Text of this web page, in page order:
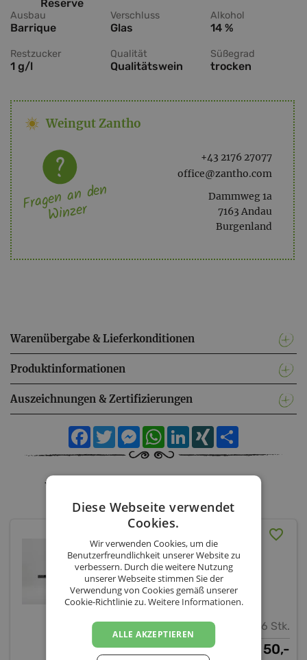
Reserve
Ausbau
Barrique
Verschluss
Glas
Alkohol
14 %
Restzucker
1 g/l
Qualität
Qualitätswein
Süßegrad
trocken
Weingut Zantho
+43 2176 27077
office@zantho.com
Dammweg 1a
7163 Andau
Burgenland
Fragen an den
Winzer
Warenübergabe & Lieferkonditionen
Produktinformationen
Auszeichnungen & Zertifizierungen
FacebookTwitterMessengerWhatsApp
LinkedIn
XING
Weingut Zantho - Sortiment
Flaschen (inkl. Versand
AT)
Weingut Zantho
6 Stk.
50,-
Diese Webseite verwendet
Cookies.
Wir verwenden Cookies, um die
Benutzerfreundlichkeit unserer Website zu
verbessern. Durch die weitere Nutzung
unserer Webseite stimmen Sie der
Verwendung von Cookies gemäß unserer
Cookie-Richtlinie zu.Weitere Informationen.
ALLE AKZEPTIEREN